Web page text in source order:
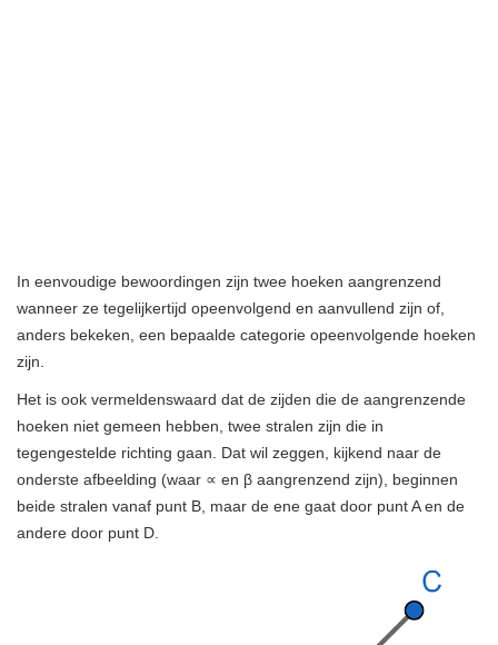
In eenvoudige bewoordingen zijn twee hoeken aangrenzend
wanneer ze tegelijkertijd opeenvolgend en aanvullend zijn of,
anders bekeken, een bepaalde categorie opeenvolgende hoeken
zijn.
Het is ook vermeldenswaard dat de zijden die de aangrenzende
hoeken niet gemeen hebben, twee stralen zijn die in
tegengestelde richting gaan. Dat wil zeggen, kijkend naar de
onderste afbeelding (waar ∝ en β aangrenzend zijn), beginnen
beide stralen vanaf punt B, maar de ene gaat door punt A en de
andere door punt D.